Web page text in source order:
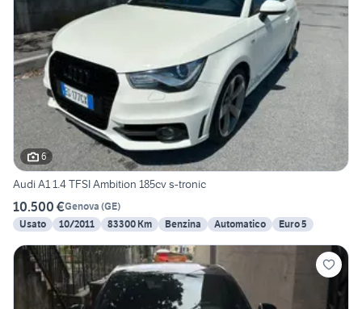
6
Audi A1 1.4 TFSI Ambition 185cv s-tronic
10.500 €Genova (GE)
Usato
10/2011 83300 Km Benzina Automatico Euro 5